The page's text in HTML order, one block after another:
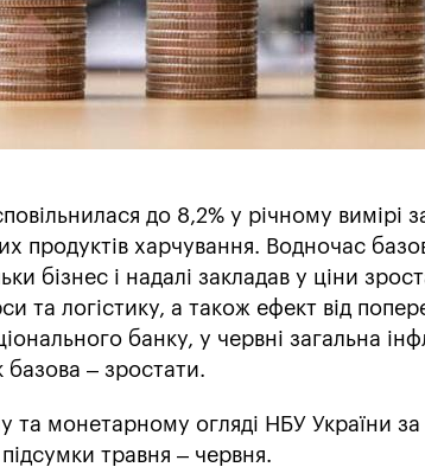
до 8,2% у річному вимірі
продуктів харчування. Водночас
бізнес і надалі закладав у ціни
та логістику, а також ефект від
банку, у червні загальна
базова – зростати.
та монетарному огляді НБУ України за
травня – червня.